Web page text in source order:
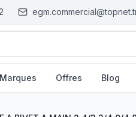
Marques Offres Blog